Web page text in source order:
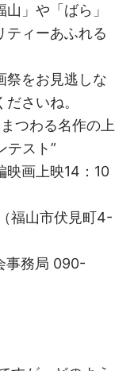
」や「ばら」
ティーあふれる
祭をお見逃しな
さいね。
つわる名作の上
テスト”
映画上映14：10
福山市伏見町4-
事務局 090-